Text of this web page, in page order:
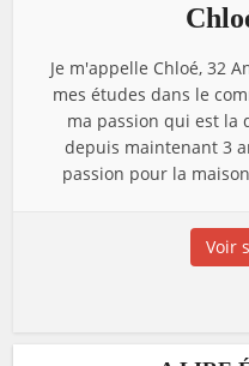
Je m'appelle Chloé, 32
mes études dans le
ma passion qui est la
depuis maintenant 3
passion pour la
Voir